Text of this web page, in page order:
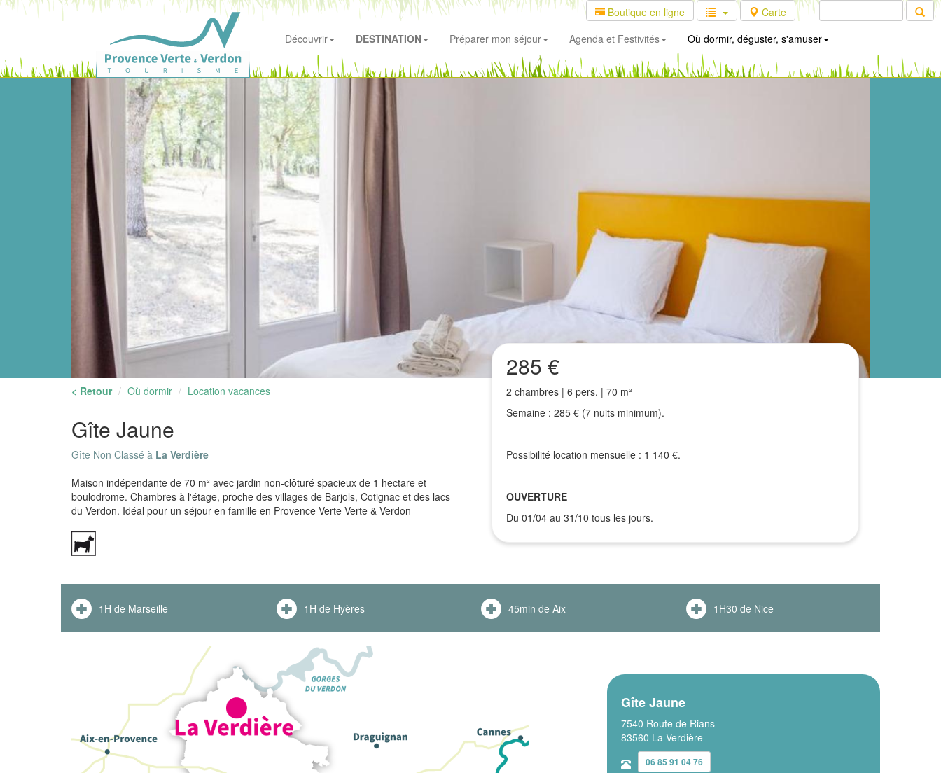
Boutique en ligne
Carte
Découvrir
DESTINATION Préparer mon séjour Agenda et Festivités Où dormir, déguster, s'amuser
< Retour Où dormir Location vacances
Gîte Jaune
Gîte Non Classé à La Verdière
Maison indépendante de 70 m² avec jardin non-clôturé spacieux de 1 hectare et
boulodrome. Chambres à l'étage, proche des villages de Barjols, Cotignac et des lacs
du Verdon. Idéal pour un séjour en famille en Provence Verte Verte & Verdon
285 €
2 chambres | 6 pers. | 70 m²
Semaine : 285 € (7 nuits minimum).
Possibilité location mensuelle : 1 140 €.
OUVERTURE
Du 01/04 au 31/10 tous les jours.
1H de Marseille 1H de Hyères 45min de Aix 1H30 de Nice
Gîte Jaune
7540 Route de Rians
83560 La Verdière
06 85 91 04 76